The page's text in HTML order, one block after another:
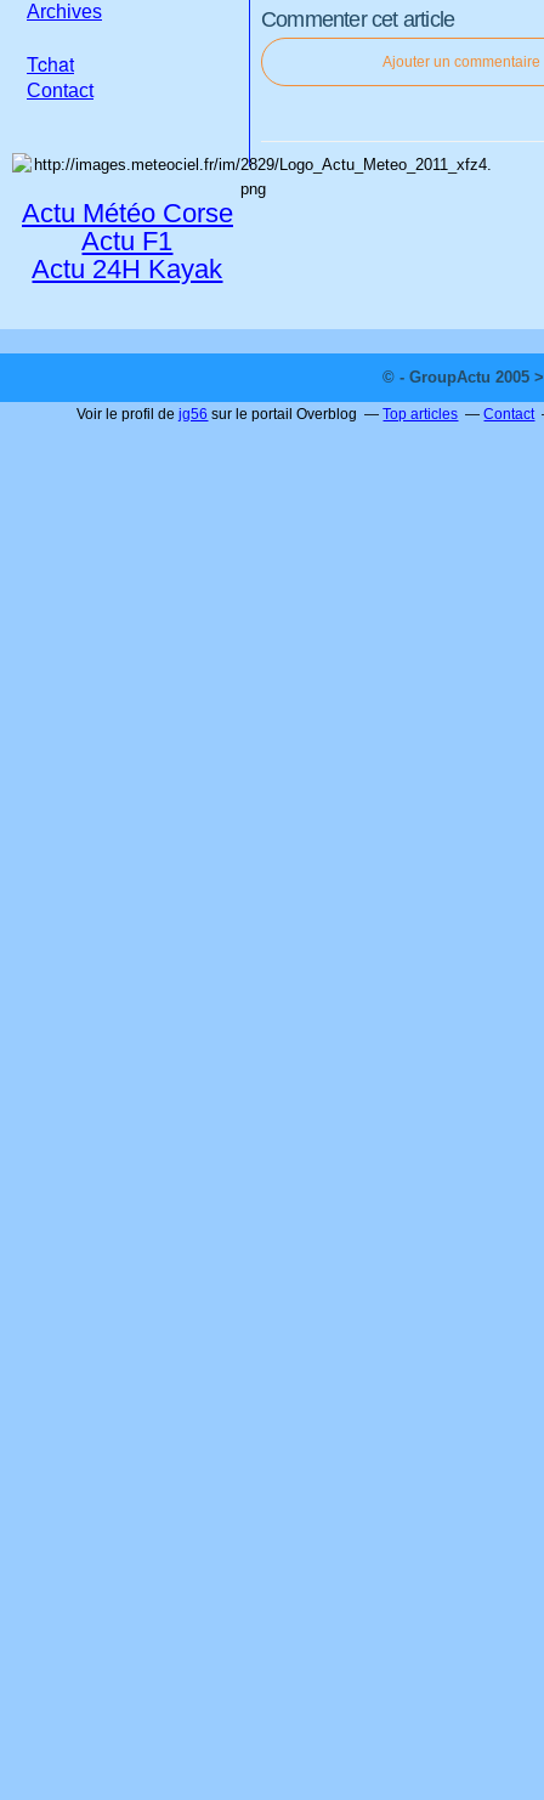
Commenter cet article
Ajouter un commentaire
Archives
Tchat
Contact
Actu Météo Corse
Actu F1
Actu 24H Kayak
© - GroupActu 2005
Voir le profil dejg56 sur le portail Overblog Top articles Contact